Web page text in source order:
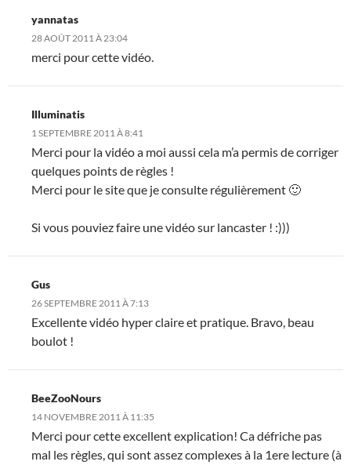
yannatas
28 AOÛT 2011 À 23:04
merci pour cette vidéo.
Illuminatis
1 SEPTEMBRE 2011 À 8:41
Merci pour la vidéo a moi aussi cela m’a permis de corriger
quelques points de règles !
Merci pour le site que je consulte régulièrement 🙂
Si vous pouviez faire une vidéo sur lancaster ! :)))
Gus
26 SEPTEMBRE 2011 À 7:13
Excellente vidéo hyper claire et pratique. Bravo, beau
boulot !
BeeZooNours
14 NOVEMBRE 2011 À 11:35
Merci pour cette excellent explication! Ca défriche pas
mal les règles, qui sont assez complexes à la 1ere lecture (à